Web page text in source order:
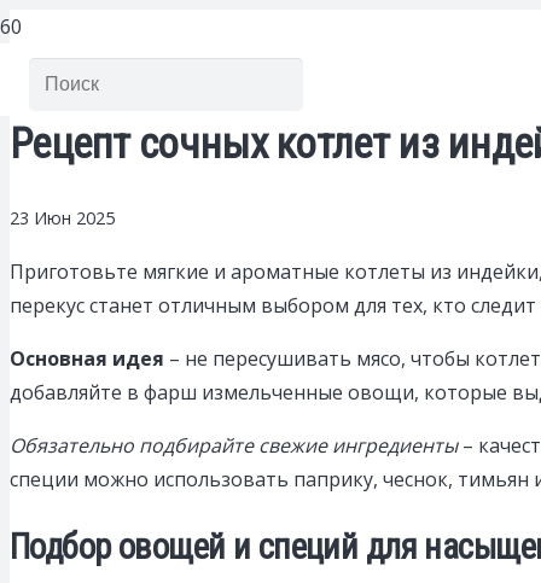
Рецепт сочных котлет из
23 Июн 2025
Приготовьте мягкие и ароматные котлеты из
перекус станет отличным выбором для тех, кто
Основная идея – не пересушивать мясо, чтобы
добавляйте в фарш измельченные овощи, которые
Обязательно подбирайте свежие ингредиенты–
специи можно использовать паприку, чеснок,
Подбор овощей и специй для